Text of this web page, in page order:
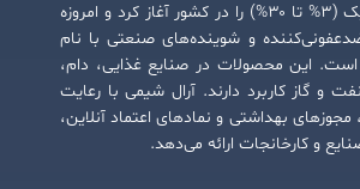
تولید اسید پراستیک (۳% تا ۳۰%) را در کشور آغاز کرد و امروزه
ضدعفونی‌کننده و شوینده‌های صنعتی با نام
است. این محصولات در صنایع غذایی، دام،
و گاز کاربرد دارند. آرال شیمی با رعایت
مجوزهای بهداشتی و نمادهای اعتماد آنلاین،
و کارخانجات ارائه می‌دهد.